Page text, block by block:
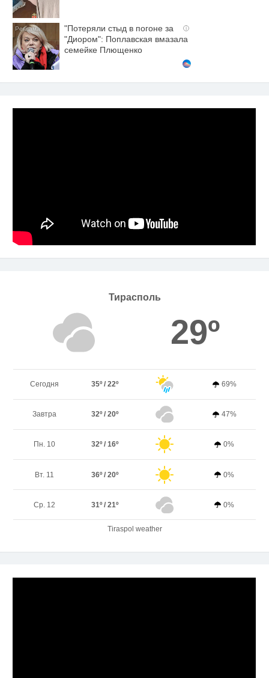
i
"Потеряли стыд в погоне за
"Диором": Поплавская вмазала
семейке Плющенко
Тирасполь
29º
Сегодня 35º / 22º 69%
Завтра 32º / 20º 47%
Пн. 10 32º / 16º 0%
Вт. 11 36º / 20º 0%
Ср. 12 31º / 21º 0%
Tiraspol weather